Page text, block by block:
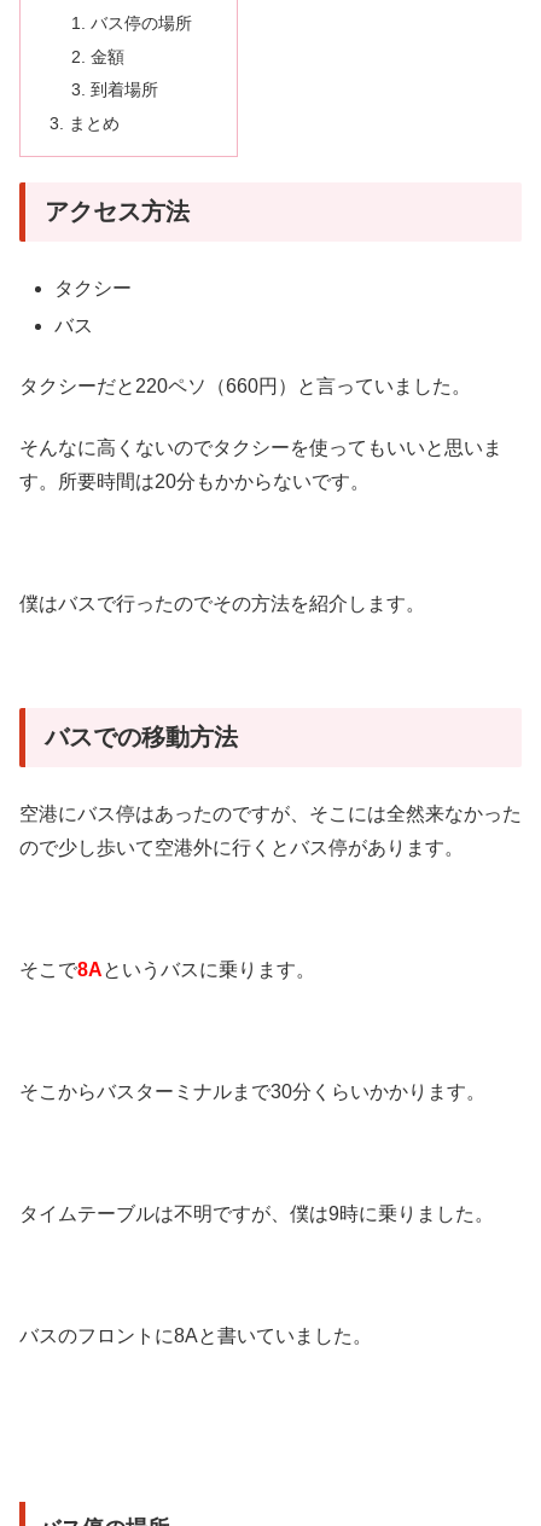
バス停の場所
金額
到着場所
まとめ
アクセス方法
タクシー
バス
タクシーだと220ペソ（660円）と言っていました。
そんなに高くないのでタクシーを使ってもいいと思いま
す。所要時間は20分もかからないです。
僕はバスで行ったのでその方法を紹介します。
バスでの移動方法
空港にバス停はあったのですが、そこには全然来なかった
ので少し歩いて空港外に行くとバス停があります。
そこで8Aというバスに乗ります。
そこからバスターミナルまで30分くらいかかります。
タイムテーブルは不明ですが、僕は9時に乗りました。
バスのフロントに8Aと書いていました。